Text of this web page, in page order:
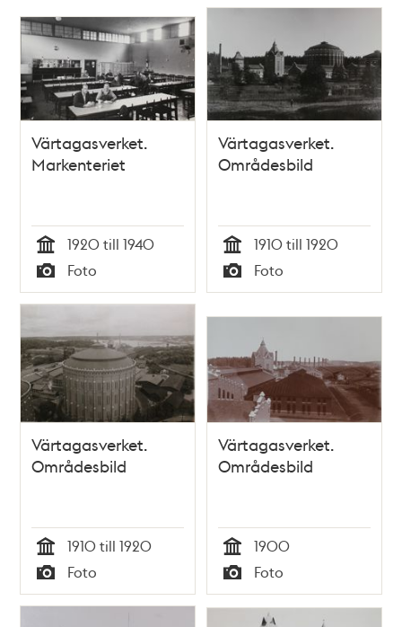
Värtagasverket.
Markenteriet
Tid
1920 till 1940
Typ
Foto
Värtagasverket.
Områdesbild
Tid
1910 till 1920
Typ
Foto
Värtagasverket.
Områdesbild
Tid
1910 till 1920
Typ
Foto
Värtagasverket.
Områdesbild
Tid
1900
Typ
Foto